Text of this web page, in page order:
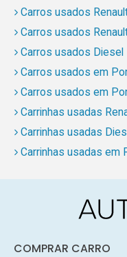
Carros usados
Carros usados
Carros usados Diesel
Carros usados em
Carros usados em
Carrinhas usadas
Carrinhas usadas
Carrinhas usadas em
COMPRAR CARRO